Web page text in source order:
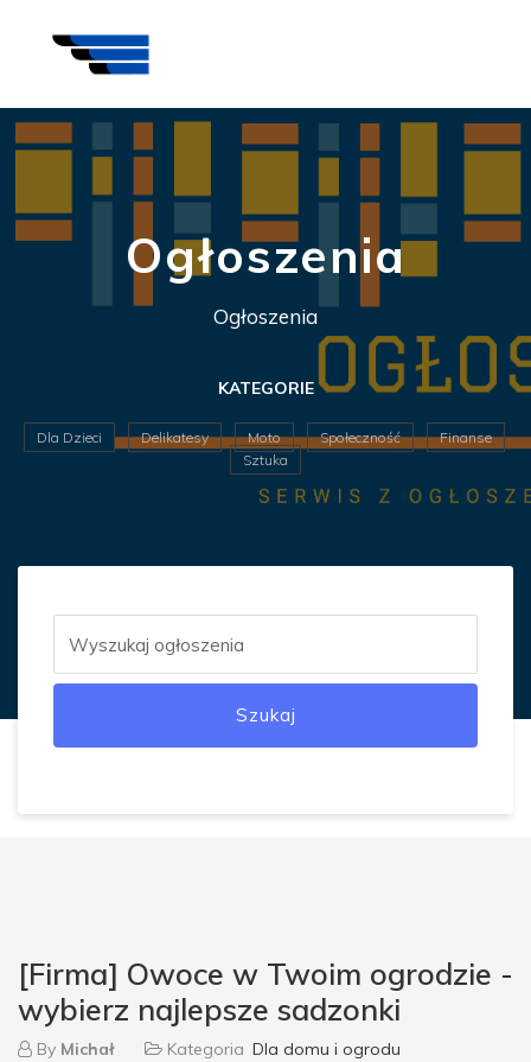
Ogłoszenia
Ogłoszenia
KATEGORIE
Dla Dzieci Delikatesy Moto Społeczność
Finanse
Sztuka
Szukaj
[Firma] Owoce w Twoim ogrodzie -
wybierz najlepsze sadzonki
By Michał Kategoria Dla domu i ogrodu